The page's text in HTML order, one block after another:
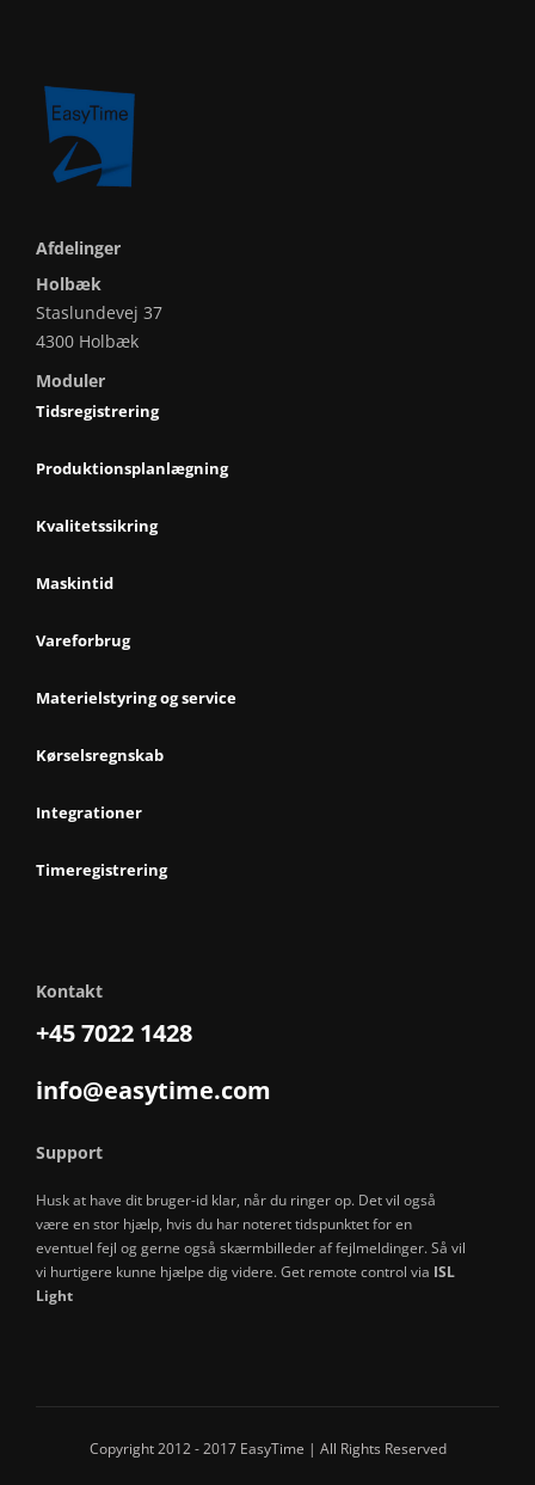
Afdelinger
Holbæk
Staslundevej 37
4300 Holbæk
Moduler
Tidsregistrering
Produktionsplanlægning
Kvalitetssikring
Maskintid
Vareforbrug
Materielstyring og service
Kørselsregnskab
Integrationer
Timeregistrering
Kontakt
+45 7022 1428
info@easytime.com
Support
Husk at have dit bruger-id klar, når du ringer op. Det vil også
være en stor hjælp, hvis du har noteret tidspunktet for en
eventuel fejl og gerne også skærmbilleder af fejlmeldinger. Så vil
vi hurtigere kunne hjælpe dig videre. Get remote control via ISL
Light
Copyright 2012 - 2017 EasyTime | All Rights Reserved